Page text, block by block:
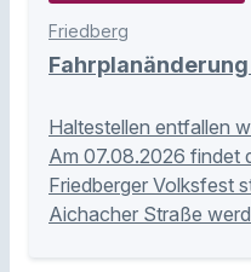
Friedberg
Haltestellen entfallen
Am 07.08.2026 findet
Friedberger Volksfest
Aichacher Straße